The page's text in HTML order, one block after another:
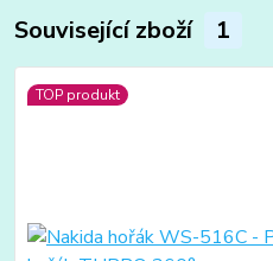
Související zboží 1
TOP produkt